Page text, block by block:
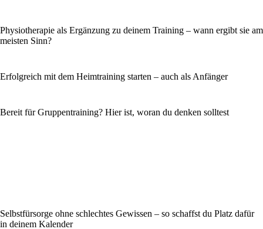
Physiotherapie als Ergänzung zu deinem Training – wann ergibt sie am
meisten Sinn?
Erfolgreich mit dem Heimtraining starten – auch als Anfänger
Bereit für Gruppentraining? Hier ist, woran du denken solltest
Selbstfürsorge ohne schlechtes Gewissen – so schaffst du Platz dafür
in deinem Kalender